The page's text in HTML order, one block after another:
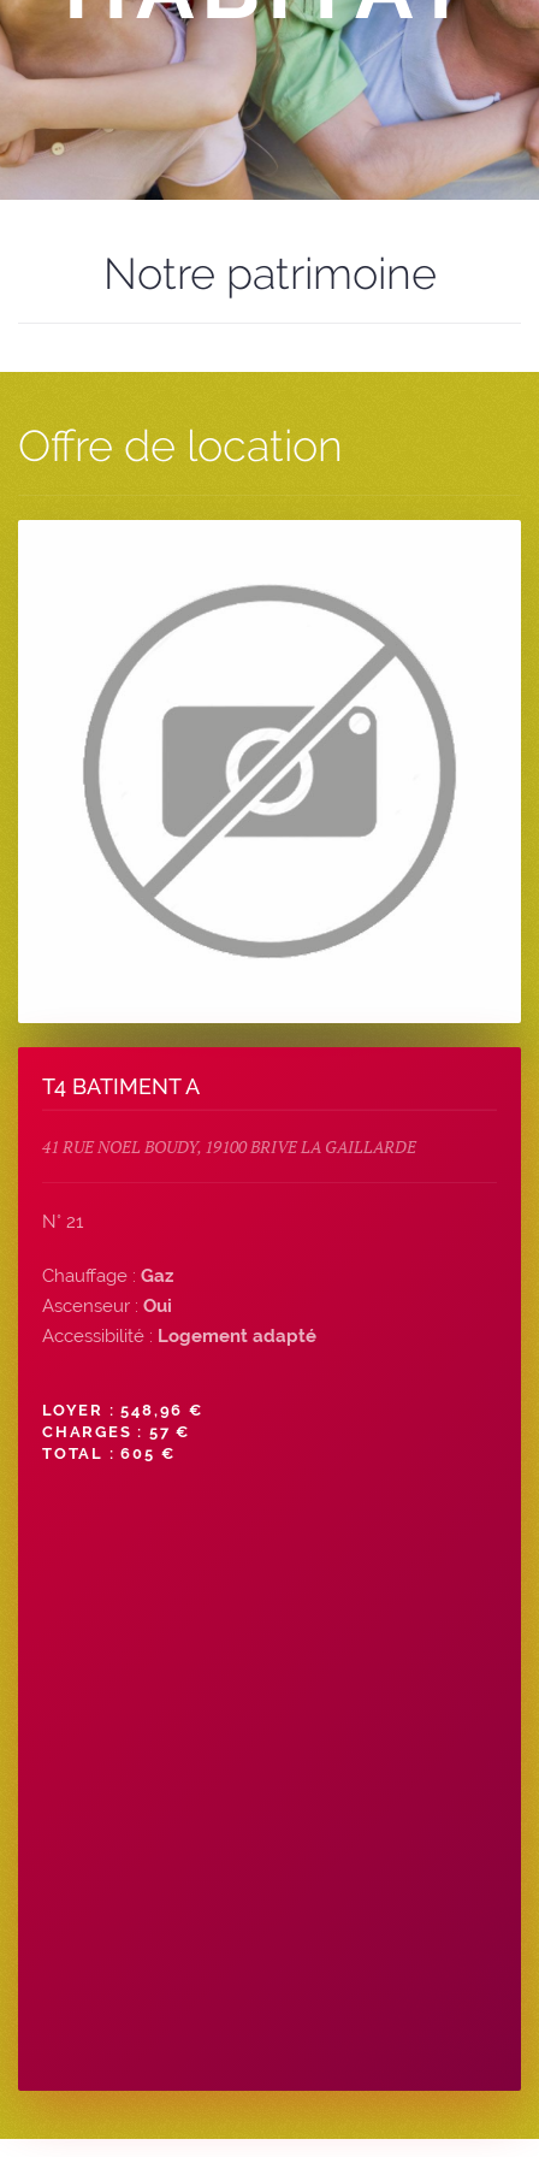
Notre patrimoine
Offre de location
T4 BATIMENT A
41 RUE NOEL BOUDY, 19100 BRIVE LA GAILLARDE
N° 21
Chauffage : Gaz
Ascenseur : Oui
Accessibilité : Logement adapté
LOYER : 548,96 €
CHARGES : 57 €
TOTAL : 605 €